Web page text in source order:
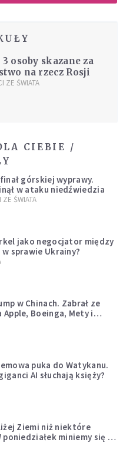
osoby skazane za
na rzecz Rosji
ZE ŚWIATA
CIEBIE /
górskiej wyprawy.
w ataku niedźwiedzia
ŚWIATA
jako negocjator między
w sprawie Ukrainy?
w Chinach. Zabrał ze
Apple, Boeinga, Mety i
puka do Watykanu.
AI słuchają księży?
Ziemi niż niektóre
miniemy się z
poprzedzi znacznie